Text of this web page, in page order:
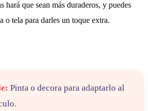
hará que sean más duraderos, y puedes
o tela para darles un toque extra.
Pinta o decora para adaptarlo al